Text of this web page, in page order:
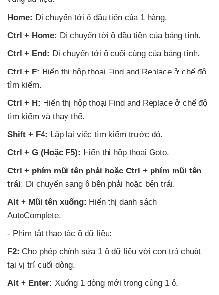
Home: Di chuyển tới ô đầu tiên của 1 hàng.
Ctrl + Home: Di chuyển tới ô đầu tiên của bảng tính.
Ctrl + End: Di chuyển tới ô cuối cùng của bảng tính.
Ctrl + F: Hiển thị hộp thoại Find and Replace ở chế độ
tìm kiếm.
Ctrl + H: Hiển thị hộp thoại Find and Replace ở chế độ
tìm kiếm và thay thế.
Shift + F4: Lặp lại việc tìm kiếm trước đó.
Ctrl + G (Hoặc F5): Hiển thị hộp thoại Goto.
Ctrl + phím mũi tên phải hoặc Ctrl + phím mũi tên
trái: Di chuyển sang ô bên phải hoặc bên trái.
Alt + Mũi tên xuống: Hiển thị danh sách
AutoComplete.
- Phím tắt thao tác ô dữ liệu:
F2: Cho phép chỉnh sửa 1 ô dữ liệu với con trỏ chuột
tại vị trí cuối dòng.
Alt + Enter: Xuống 1 dòng mới trong cùng 1 ô.